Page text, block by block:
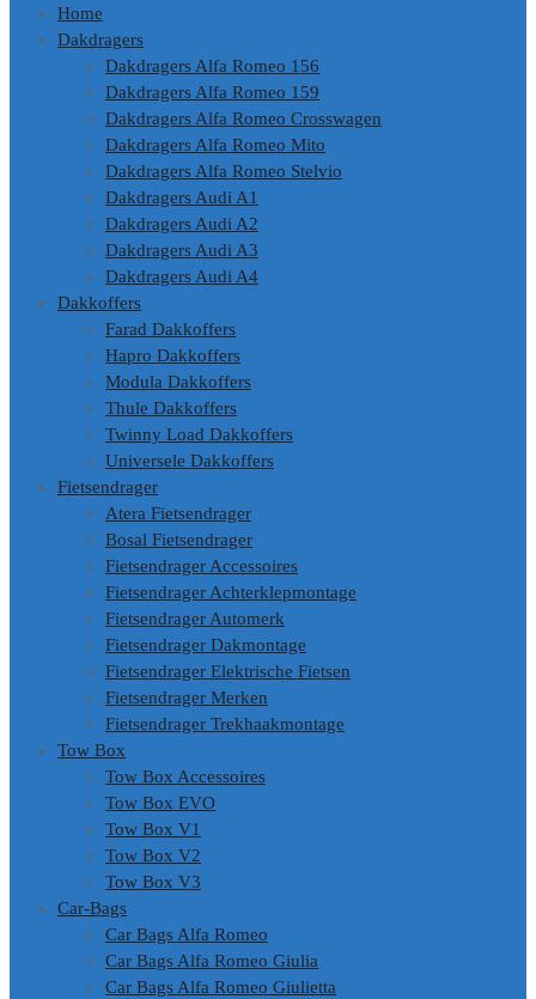
Home
Dakdragers
Dakdragers Alfa Romeo 156
Dakdragers Alfa Romeo 159
Dakdragers Alfa Romeo Crosswagen
Dakdragers Alfa Romeo Mito
Dakdragers Alfa Romeo Stelvio
Dakdragers Audi A1
Dakdragers Audi A2
Dakdragers Audi A3
Dakdragers Audi A4
Dakkoffers
Farad Dakkoffers
Hapro Dakkoffers
Modula Dakkoffers
Thule Dakkoffers
Twinny Load Dakkoffers
Universele Dakkoffers
Fietsendrager
Atera Fietsendrager
Bosal Fietsendrager
Fietsendrager Accessoires
Fietsendrager Achterklepmontage
Fietsendrager Automerk
Fietsendrager Dakmontage
Fietsendrager Elektrische Fietsen
Fietsendrager Merken
Fietsendrager Trekhaakmontage
Tow Box
Tow Box Accessoires
Tow Box EVO
Tow Box V1
Tow Box V2
Tow Box V3
Car-Bags
Car Bags Alfa Romeo
Car Bags Alfa Romeo Giulia
Car Bags Alfa Romeo Giulietta